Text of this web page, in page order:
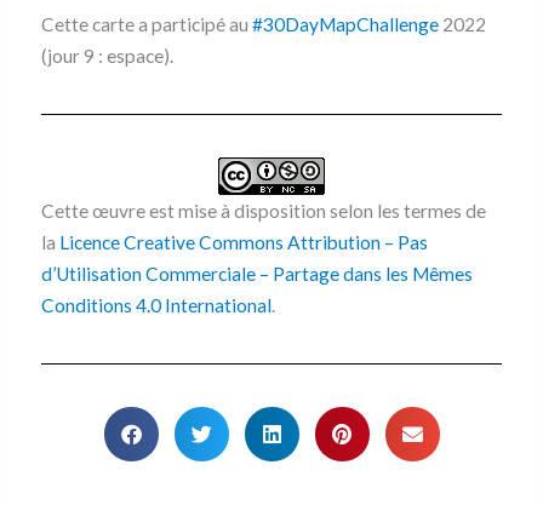
Cette carte a participé au #30DayMapChallenge2022
(jour 9 : espace).
Cette œuvre est mise à disposition selon les termes de
la Licence Creative Commons Attribution – Pas
d’Utilisation Commerciale – Partage dans les Mêmes
Conditions 4.0 International.